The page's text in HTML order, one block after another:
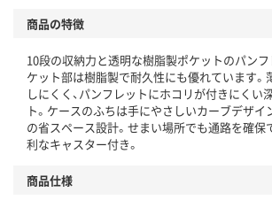
商品の特徴
10段の収納力と透明な樹脂製ポケットのパン
ケット部は樹脂製で耐久性にも優れています。
しにくく、パンフレットにホコリが付きにくい
ト。ケースのふちは手にやさしいカーブデザイ
の省スペース設計。せまい場所でも通路を確保
利なキャスター付き。
商品仕様